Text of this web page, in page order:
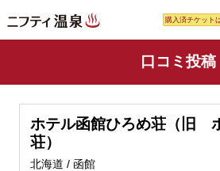
購入済チケット
口コミ投稿
ホテル函館ひろめ荘（旧
荘）
北海道 / 函館